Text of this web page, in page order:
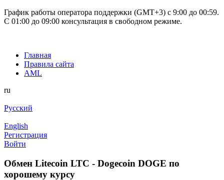
График работы оператора поддержки (GMT+3) c 9:00 до 00:59.
С 01:00 до 09:00 консультация в свободном режиме.
Главная
Правила сайта
AML
ru
Русский
English
Регистрация
Войти
Обмен Litecoin LTC - Dogecoin DOGE по
хорошему курсу